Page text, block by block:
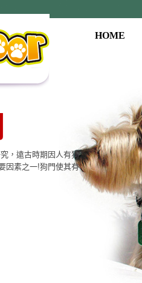
HOME
，遠古時期因人有狗
因素之一!狗門使其有